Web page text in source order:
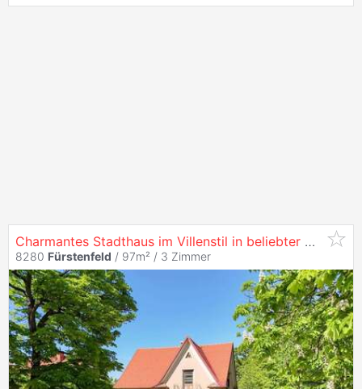
Charmantes Stadthaus im Villenstil in beliebter Wohnlage
8280 Fürstenfeld / 97m² / 3 Zimmer